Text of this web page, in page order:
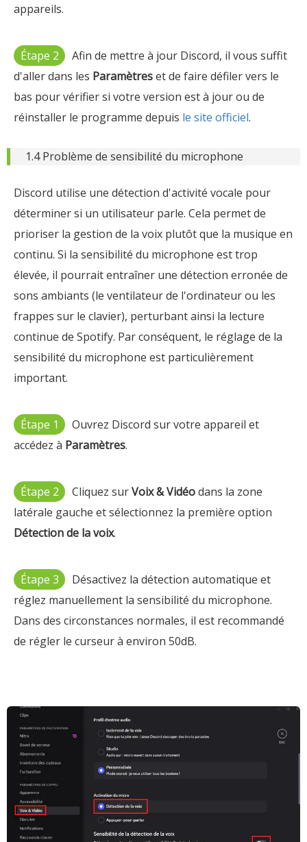
appareils.
Étape 2
Afin de mettre à jour Discord, il vous suffit
d'aller dans les Paramètreset de faire défiler vers le
bas pour vérifier si votre version est à jour ou de
réinstaller le programme depuis le site officiel.
1.4 Problème de sensibilité du microphone
Discord utilise une détection d'activité vocale pour
déterminer si un utilisateur parle. Cela permet de
prioriser la gestion de la voix plutôt que la musique en
continu. Si la sensibilité du microphone est trop
élevée, il pourrait entraîner une détection erronée de
sons ambiants (le ventilateur de l'ordinateur ou les
frappes sur le clavier), perturbant ainsi la lecture
continue de Spotify. Par conséquent, le réglage de la
sensibilité du microphone est particulièrement
important.
Étape 1
Ouvrez Discord sur votre appareil et
accédez à Paramètres.
Étape 2 Cliquez surVoix & Vidéodans la zone
latérale gauche et sélectionnez la première option
Détection de la voix.
Étape 3
Désactivez la détection automatique et
réglez manuellement la sensibilité du microphone.
Dans des circonstances normales, il est recommandé
de régler le curseur à environ 50dB.